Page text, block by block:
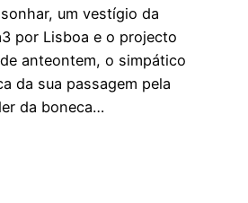
um vestígio da
por Lisboa e o projecto
anteontem, o simpático
da sua passagem pela
da boneca…